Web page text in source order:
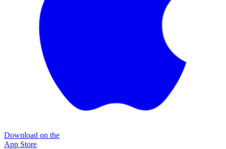
Download on the
App Store